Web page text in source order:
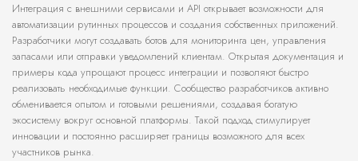
Интеграция с внешними сервисами и API открывает возможности для
автоматизации рутинных процессов и создания собственных приложений.
Разработчики могут создавать ботов для мониторинга цен, управления
запасами или отправки уведомлений клиентам. Открытая документация и
примеры кода упрощают процесс интеграции и позволяют быстро
реализовать необходимые функции. Сообщество разработчиков активно
обменивается опытом и готовыми решениями, создавая богатую
экосистему вокруг основной платформы. Такой подход стимулирует
инновации и постоянно расширяет границы возможного для всех
участников рынка.